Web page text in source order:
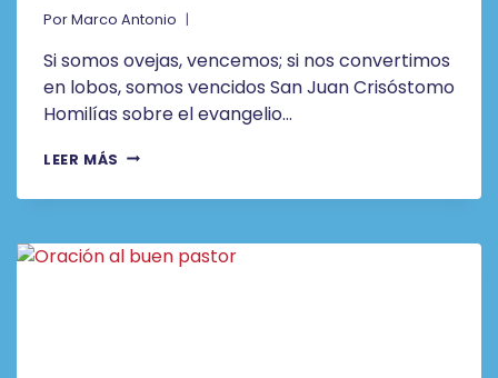
PorMarco Antonio
Si somos ovejas, vencemos; si nos convertimos
en lobos, somos vencidos San Juan Crisóstomo
Homilías sobre el evangelio…
LEER MÁS SI
CONVERTIMOS
LOBOS